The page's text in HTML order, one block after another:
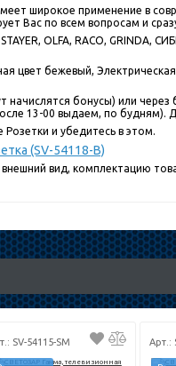
широкое применение в
Вас по всем вопросам и
OLFA, RACO, GRINDA,
цвет бежевый,
бонусы) или через
13-00 выдаем, по будням).
и убедитесь в этом.
(SV-54118-B)
вид, комплектацию
SV-54115-SM Арт.: